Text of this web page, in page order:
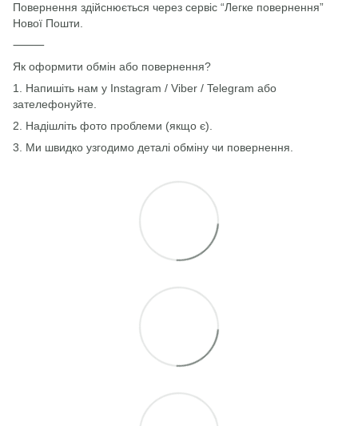
Повернення здійснюється через сервіс “Легке повернення”
Нової Пошти.
⸻
Як оформити обмін або повернення?
1. Напишіть нам у Instagram / Viber / Telegram або
зателефонуйте.
2. Надішліть фото проблеми (якщо є).
3. Ми швидко узгодимо деталі обміну чи повернення.